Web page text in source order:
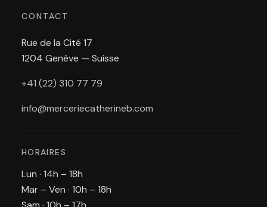
CONTACT
Rue de la Cité 17
1204 Genève — Suisse
+41 (22) 310 77 79
info@merceriecatherineb.com
HORAIRES
Lun · 14h – 18h
Mar – Ven · 10h – 18h